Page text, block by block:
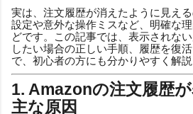
実は、注文履歴が消えたように見え
設定や意外な操作ミスなど、明確な
どです。この記事では、表示されな
したい場合の正しい手順、履歴を復
で、初心者の方にも分かりやすく解説
1. Amazonの注文履歴
主な原因